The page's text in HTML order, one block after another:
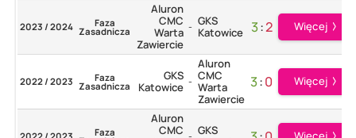
2023 / 2024 Faza
Zasadnicza
Aluron
CMC
Warta
Zawiercie
- GKS
Katowice
3:2 Więcej
2022 / 2023 Faza
Zasadnicza
GKS
Katowice -
Aluron
CMC
Warta
Zawiercie
3:0 Więcej
Faza
Aluron
CMC
GKS